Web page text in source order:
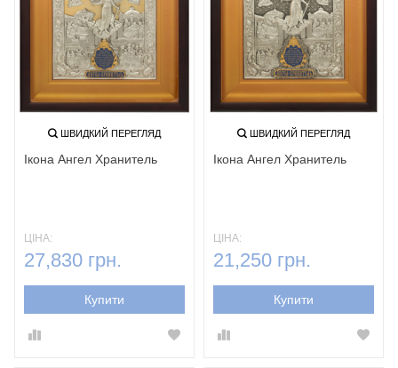
ШВИДКИЙ ПЕРЕГЛЯД
Ікона Ангел Хранитель
ЦІНА:
27,830 грн.
Купити
ШВИДКИЙ ПЕРЕГЛЯД
Ікона Ангел Хранитель
ЦІНА:
21,250 грн.
Купити